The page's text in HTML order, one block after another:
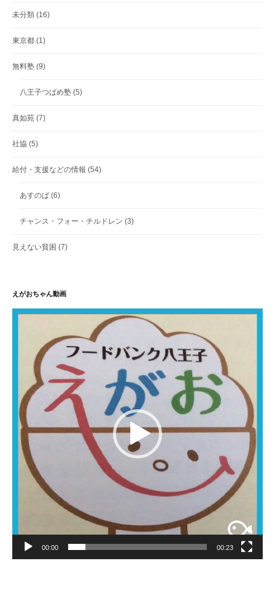
未分類 (16)
東京都 (1)
無料塾 (9)
八王子つばめ塾 (5)
真如苑 (7)
社協 (5)
給付・支援などの情報 (54)
あすのば (6)
チャンス・フォー・チルドレン (3)
見えない貧困 (7)
えがおちゃん動画
動
00:00 00:23